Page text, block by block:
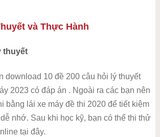
và Thực Hành
thuyết
download 10 đề 200 câu hỏi lý thuyết
2023 có đáp án . Ngoài ra các bạn nên
bằng lái xe máy đề thi 2020 để tiết kiệm
nhớ. Sau khi học kỹ, bạn có thể thi thử
tại đây.